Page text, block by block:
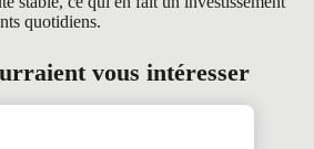
quotidiens.
vous intéresser